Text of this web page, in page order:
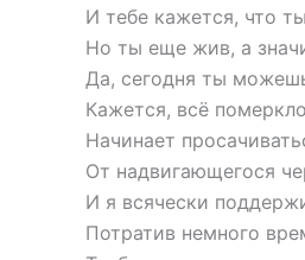
И тебе кажется, что
Но ты еще жив, а
Да, сегодня ты
Кажется, всё
Начинает
От надвигающегося
И я всячески
Потратив немного